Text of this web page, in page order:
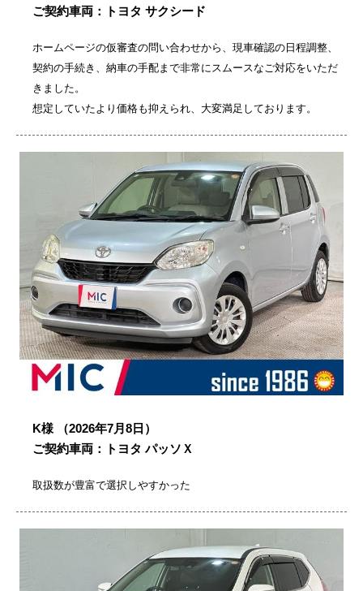
ご契約車両：トヨタ サクシード
ホームページの仮審査の問い合わせから、現車確認の日程調整、
契約の手続き、納車の手配まで非常にスムースなご対応をいただ
きました。
想定していたより価格も抑えられ、大変満足しております。
K様
（2026年7月8日）
ご契約車両：トヨタ パッソＸ
取扱数が豊富で選択しやすかった